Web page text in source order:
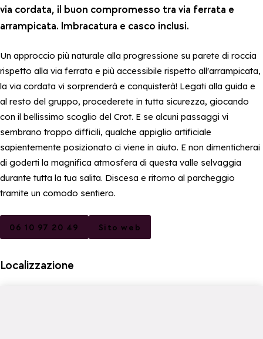
via cordata, il buon compromesso tra via ferrata e
arrampicata. Imbracatura e casco inclusi.
Un approccio più naturale alla progressione su parete di roccia
rispetto alla via ferrata e più accessibile rispetto all'arrampicata,
la via cordata vi sorprenderà e conquisterà! Legati alla guida e
al resto del gruppo, procederete in tutta sicurezza, giocando
con il bellissimo scoglio del Crot. E se alcuni passaggi vi
sembrano troppo difficili, qualche appiglio artificiale
sapientemente posizionato ci viene in aiuto. E non dimenticherai
di goderti la magnifica atmosfera di questa valle selvaggia
durante tutta la tua salita. Discesa e ritorno al parcheggio
tramite un comodo sentiero.
06 10 97 20 49 Sito web
Localizzazione